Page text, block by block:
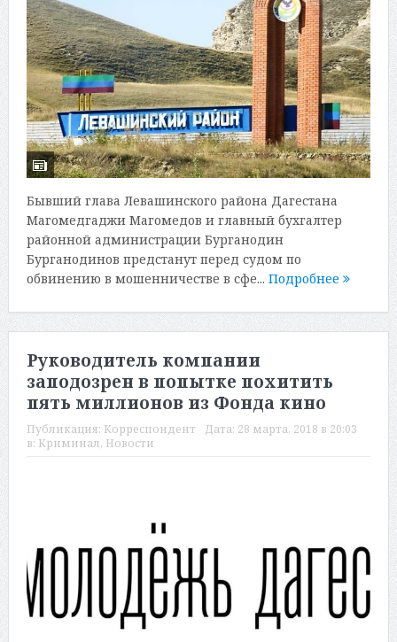
Бывший глава Левашинского района Дагестана
Магомедгаджи Магомедов и главный бухгалтер
районной администрации Бурганодин
Бурганодинов предстанут перед судом по
обвинению в мошенничестве в сфе... Подробнее
Руководитель компании
заподозрен в попытке похитить
пять миллионов из Фонда кино
Публикация: Корреспондент Дата: 28 марта, 2018 в 20:03
в: Криминал, Новости